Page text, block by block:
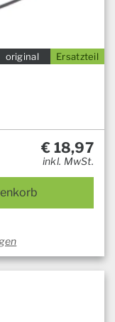
Ersatzteil
original
€ 18,97
inkl. MwSt.